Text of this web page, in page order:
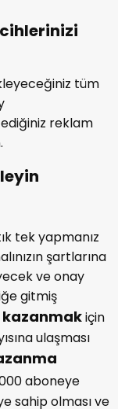
reklam
tek yapmanız
şartlarına
ve onay
gitmiş
için
ulaşması
aboneye